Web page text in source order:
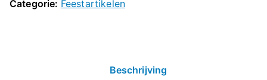
Categorie: Feestartikelen
Beschrijving